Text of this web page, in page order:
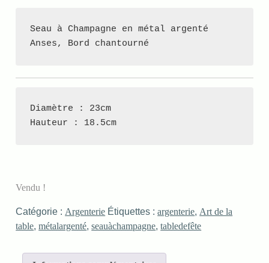
Seau à Champagne en métal argenté
Anses, Bord chantourné
Diamètre : 23cm
Hauteur : 18.5cm
Vendu !
Catégorie : Argenterie Étiquettes :argenterie, Art de la
table,métalargenté,seauàchampagne,tabledefête